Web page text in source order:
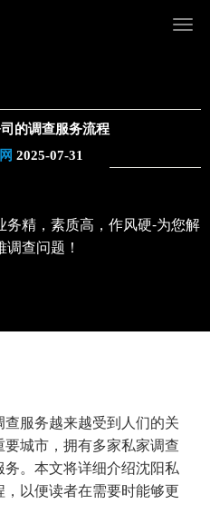
的调查服务流程
2025-07-31
精，素质高，作风硬-为您解
查问题！
服务越来越受到人们的关
城市，拥有多家私家调查
。本文将详细介绍沈阳私
以便读者在需要时能够更